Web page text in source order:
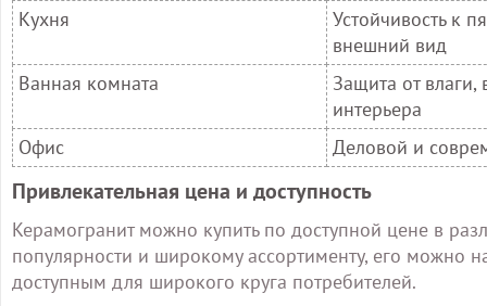
Кухня
Устойчивость к
внешний вид
Ванная комната
Защита от
интерьера
Офис
Деловой и
Привлекательная цена и доступность
Керамогранит можно купить по доступной цене в
популярности и широкому ассортименту, его можно
доступным для широкого круга потребителей.